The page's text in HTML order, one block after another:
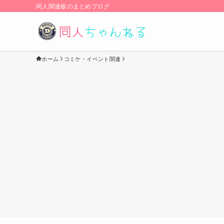
同人関連板のまとめブログ
ホーム コミケ・イベント関連